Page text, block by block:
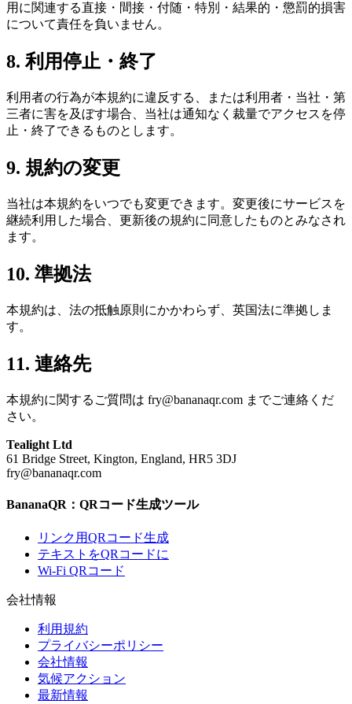
用に関連する直接・間接・付随・特別・結果的・懲罰的損害
について責任を負いません。
8. 利用停止・終了
利用者の行為が本規約に違反する、または利用者・当社・第
三者に害を及ぼす場合、当社は通知なく裁量でアクセスを停
止・終了できるものとします。
9. 規約の変更
当社は本規約をいつでも変更できます。変更後にサービスを
継続利用した場合、更新後の規約に同意したものとみなされ
ます。
10. 準拠法
本規約は、法の抵触原則にかかわらず、英国法に準拠しま
す。
11. 連絡先
本規約に関するご質問は fry@bananaqr.com までご連絡くだ
さい。
Tealight Ltd
61 Bridge Street, Kington, England, HR5 3DJ
fry@bananaqr.com
BananaQR：QRコード生成ツール
リンク用QRコード生成
テキストをQRコードに
Wi-Fi QRコード
会社情報
利用規約
プライバシーポリシー
会社情報
気候アクション
最新情報